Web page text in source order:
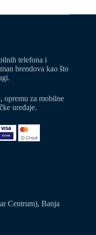
telefona i
brendova kao što
opremu za mobilne
uređaje.
Centrum), Banja